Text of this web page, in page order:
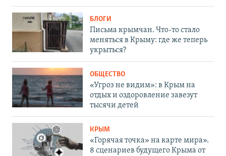
БЛОГИ
Письма крымчан. Что-то стало
меняться в Крыму: где же теперь
укрыться?
ОБЩЕСТВО
«Угроз не видим»: в Крым на
отдых и оздоровление завезут
тысячи детей
КРЫМ
«Горячая точка» на карте мира».
8 сценариев будущего Крыма от